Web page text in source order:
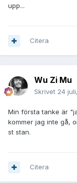
upp...
Citera
Wu Zi Mu
Skrivet 24
Min första tanke är
kommer jag inte gå,
st stan.
Citera